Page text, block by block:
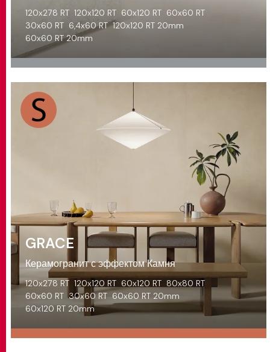
120x278 RT 120x120 RT 60x120 RT 60x60 RT
30x60 RT 6,4x60 RT 120x120 RT 20mm
60x60 RT 20mm
GRACE
Керамогранит с эффектом Камня
120x278 RT 120x120 RT 60x120 RT 80x80 RT
60x60 RT 30x60 RT 60x60 RT 20mm
60x120 RT 20mm